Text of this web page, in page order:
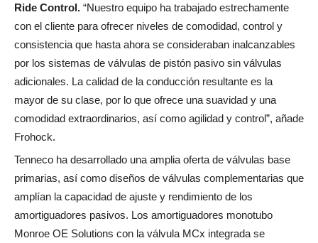
Ride Control. “Nuestro equipo ha trabajado estrechamente
con el cliente para ofrecer niveles de comodidad, control y
consistencia que hasta ahora se consideraban inalcanzables
por los sistemas de válvulas de pistón pasivo sin válvulas
adicionales. La calidad de la conducción resultante es la
mayor de su clase, por lo que ofrece una suavidad y una
comodidad extraordinarios, así como agilidad y control”, añade
Frohock.
Tenneco ha desarrollado una amplia oferta de válvulas base
primarias, así como diseños de válvulas complementarias que
amplían la capacidad de ajuste y rendimiento de los
amortiguadores pasivos. Los amortiguadores monotubo
Monroe OE Solutions con la válvula MCx integrada se